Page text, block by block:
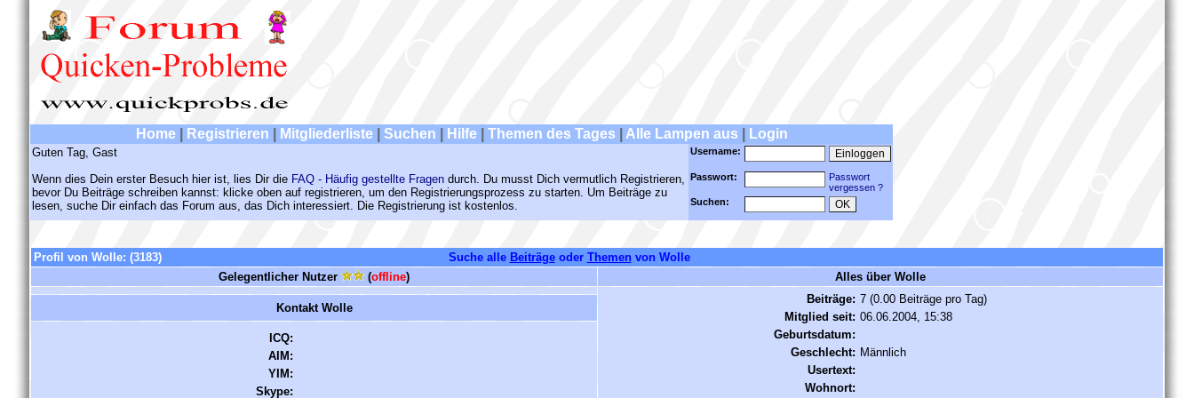
Home Registrieren Mitgliederliste Suchen Hilfe Themen des Tages Alle Lampen aus Login
Guten Tag, Gast
Wenn dies Dein erster Besuch hier ist, lies Dir die FAQ - Häufig gestellte Fragen durch. Du musst Dich vermutlich Registrieren,
bevor Du Beiträge schreiben kannst: klicke oben auf registrieren, um den Registrierungsprozess zu starten. Um Beiträge zu
lesen, suche Dir einfach das Forum aus, das Dich interessiert. Die Registrierung ist kostenlos.
Username:
Passwort:
Passwort
vergessen ?
Suchen:
Profil von Wolle: (3183) Suche alle Beiträgeoder Themen von Wolle
Gelegentlicher Nutzer
(offline)
Alles über Wolle
Beiträge: 7 (0.00 Beiträge pro Tag)
Mitglied seit: 06.06.2004, 15:38
Geburtsdatum:
Geschlecht: Männlich
Usertext:
Wohnort:
Kontakt Wolle
ICQ:
AIM:
YIM:
Skype: